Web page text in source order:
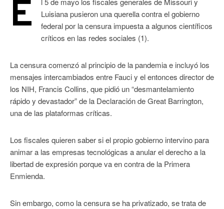
E
Luisiana pusieron una querella contra el gobierno
federal por la censura impuesta a algunos científicos
críticos en las redes sociales (1).
La censura comenzó al principio de la pandemia e incluyó los
mensajes intercambiados entre Fauci y el entonces director de
los NIH, Francis Collins, que pidió un “desmantelamiento
rápido y devastador” de la Declaración de Great Barrington,
una de las plataformas críticas.
Los fiscales quieren saber si el propio gobierno intervino para
animar a las empresas tecnológicas a anular el derecho a la
libertad de expresión porque va en contra de la Primera
Enmienda.
Sin embargo, como la censura se ha privatizado, se trata de